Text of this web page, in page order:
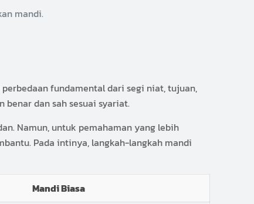
mandi.
fundamental dari segi niat, tujuan,
dan sah sesuai syariat.
Namun, untuk pemahaman yang lebih
Pada intinya, langkah-langkah mandi
Mandi Biasa